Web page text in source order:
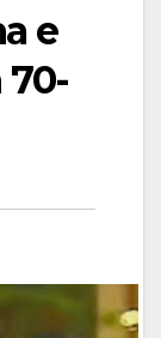
e
70-